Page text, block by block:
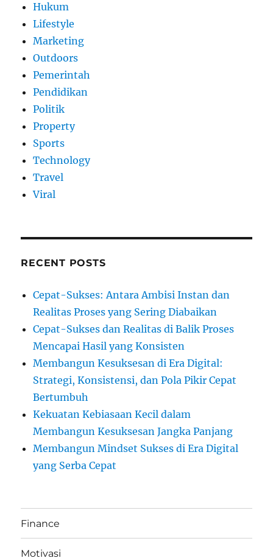
Hukum
Lifestyle
Marketing
Outdoors
Pemerintah
Pendidikan
Politik
Property
Sports
Technology
Travel
Viral
RECENT POSTS
Cepat-Sukses: Antara Ambisi Instan dan
Realitas Proses yang Sering Diabaikan
Cepat-Sukses dan Realitas di Balik Proses
Mencapai Hasil yang Konsisten
Membangun Kesuksesan di Era Digital:
Strategi, Konsistensi, dan Pola Pikir Cepat
Bertumbuh
Kekuatan Kebiasaan Kecil dalam
Membangun Kesuksesan Jangka Panjang
Membangun Mindset Sukses di Era Digital
yang Serba Cepat
Finance
Motivasi